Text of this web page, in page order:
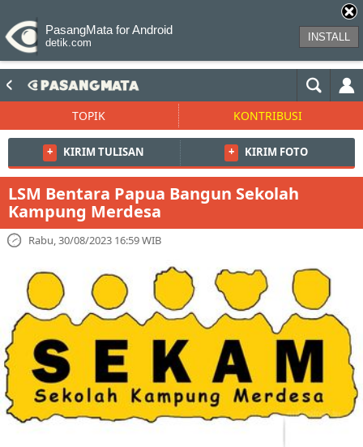
PasangMata for Android
detik.com INSTALL
TOPIK KONTRIBUSI
+ KIRIM TULISAN + KIRIM FOTO
LSM Bentara Papua Bangun Sekolah
Kampung Merdesa
Rabu, 30/08/2023 16:59 WIB